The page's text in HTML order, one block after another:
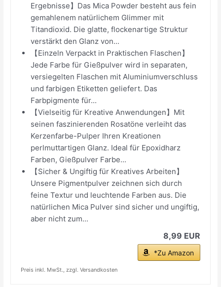
Ergebnisse】Das Mica Powder besteht aus fein
gemahlenem natürlichem Glimmer mit
Titandioxid. Die glatte, flockenartige Struktur
verstärkt den Glanz von...
【Einzeln Verpackt in Praktischen Flaschen】
Jede Farbe für Gießpulver wird in separaten,
versiegelten Flaschen mit Aluminiumverschluss
und farbigen Etiketten geliefert. Das
Farbpigmente für...
【Vielseitig für Kreative Anwendungen】Mit
seinen faszinierenden Rosatöne verleiht das
Kerzenfarbe-Pulper Ihren Kreationen
perlmuttartigen Glanz. Ideal für Epoxidharz
Farben, Gießpulver Farbe...
【Sicher & Ungiftig für Kreatives Arbeiten】
Unsere Pigmentpulver zeichnen sich durch
feine Textur und leuchtende Farben aus. Die
natürlichen Mica Pulver sind sicher und ungiftig,
aber nicht zum...
8,99 EUR
*Zu Amazon
Preis inkl. MwSt., zzgl. Versandkosten